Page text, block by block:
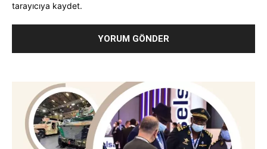
tarayıcıya kaydet.